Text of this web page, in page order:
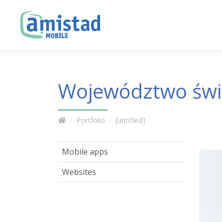
Województwo
Portfolio [untitled]
Mobile apps
Websites